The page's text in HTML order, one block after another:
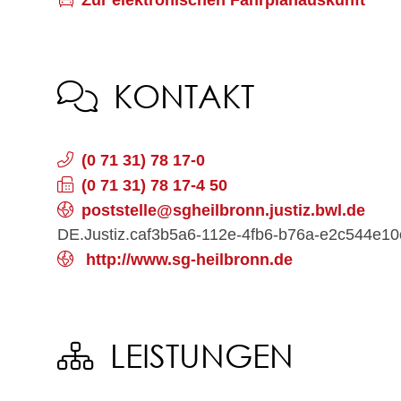
KONTAKT
(0 71 31) 78 17-0
(0 71 31) 78 17-4 50
poststelle@sgheilbronn.justiz.bwl.de
DE.Justiz.caf3b5a6-112e-4fb6-b76a-
http://www.sg-heilbronn.de
LEISTUNGEN